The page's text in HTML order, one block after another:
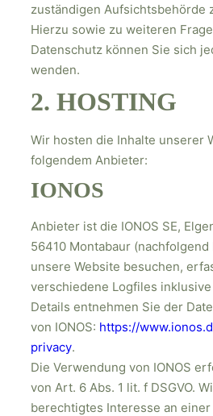
zuständigen Aufsichtsbehörde
Hierzu sowie zu weiteren
Datenschutz können Sie sich
wenden.
2. HOSTING
Wir hosten die Inhalte unserer
folgendem Anbieter:
IONOS
Anbieter ist die IONOS SE,
56410 Montabaur (nachfolgend
unsere Website besuchen,
verschiedene Logfiles
Details entnehmen Sie der
von IONOS: https://
privacy.
Die Verwendung von IONOS
von Art. 6 Abs. 1 lit. f DSGVO.
berechtigtes Interesse an